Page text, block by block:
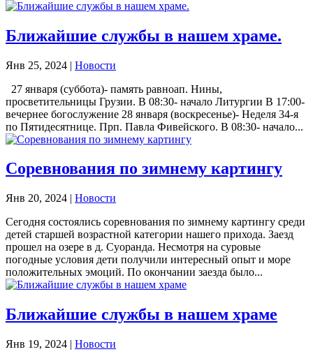
Ближайшие службы в нашем храме.
Янв 25, 2024 | Новости
27 января (суббота)- память равноап. Нины,
просветительницы Грузии. В 08:30- начало Литургии В 17:00-
вечернее богослужение 28 января (воскресенье)- Неделя 34-я
по Пятидесятнице. Прп. Павла Фивейского. В 08:30- начало...
Соревнования по зимнему картингу
Янв 20, 2024 | Новости
Сегодня состоялись соревнования по зимнему картингу среди
детей старшей возрастной категории нашего прихода. Заезд
прошел на озере в д. Суоранда. Несмотря на суровые
погодные условия дети получили интересный опыт и море
положительных эмоций. По окончании заезда было...
Ближайшие службы в нашем храме
Янв 19, 2024 | Новости